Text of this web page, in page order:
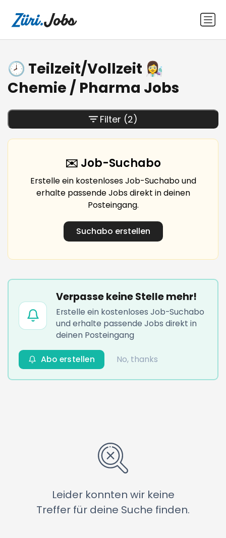
🕗 Teilzeit/Vollzeit 👩‍🔬
Chemie / Pharma Jobs
Verpasse keine Stelle mehr!
Erstelle ein kostenloses Job-Suchabo
und erhalte passende Jobs direkt in
deinen Posteingang
No, thanks
Abo erstellen
Leider konnten wir keine
Treffer für deine Suche finden.
Filter (2)
✉️ Job-Suchabo
Erstelle ein kostenloses Job-Suchabo und
erhalte passende Jobs direkt in deinen
Posteingang.
Suchabo erstellen